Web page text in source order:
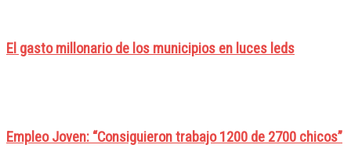
El gasto millonario de los municipios en luces leds
Empleo Joven: “Consiguieron trabajo 1200 de 2700 chicos”